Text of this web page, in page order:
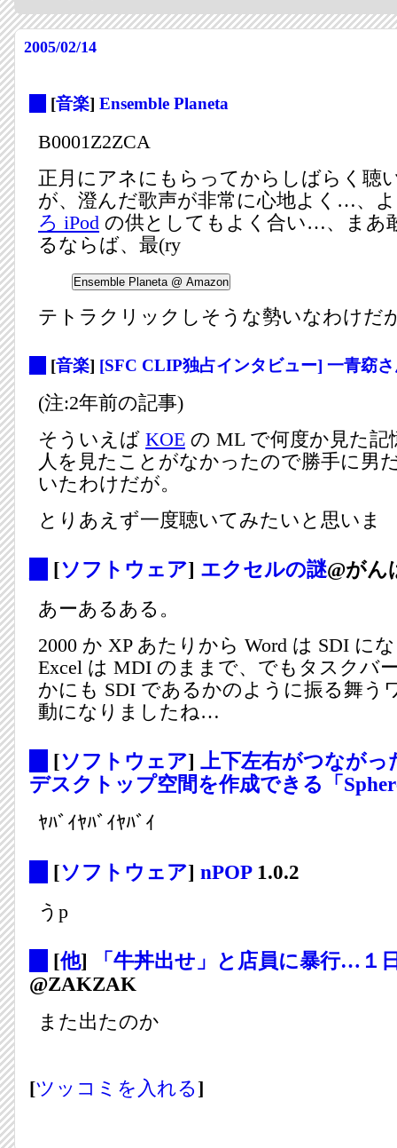
2005/02/14
[音楽]Ensemble Planeta
B0001Z2ZCA
正月にアネにもらってからしばらく聴
が、澄んだ歌声が非常に心地よく…、
ろ iPod の供としてもよく合い…、まあ
るならば、最(ry
テトラクリックしそうな勢いなわけだ
[音楽] [SFC CLIP独占インタビュー] 一青窈
(注:2年前の記事)
そういえば KOE の ML で何度か見た
人を見たことがなかったので勝手に男
いたわけだが。
とりあえず一度聴いてみたいと思いま
[ソフトウェア] エクセルの謎@がん
あーあるある。
2000 か XP あたりから Word は SDI に
Excel は MDI のままで、でもタスクバ
かにも SDI であるかのように振る舞う
動になりましたね…
[ソフトウェア]上下左右がつながっ
デスクトップ空間を作成できる「
ﾔﾊﾞｲﾔﾊﾞｲﾔﾊﾞｲ
[ソフトウェア]nPOP1.0.2
うp
[他]
「牛丼出せ」と店員に暴行…１
@ZAKZAK
また出たのか
[ツッコミを入れる]